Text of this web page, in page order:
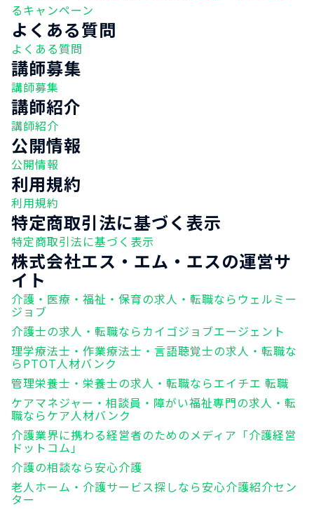
るキャンペーン
よくある質問
よくある質問
講師募集
講師募集
講師紹介
講師紹介
公開情報
公開情報
利用規約
利用規約
特定商取引法に基づく表示
特定商取引法に基づく表示
株式会社エス・エム・エスの運営サ
イト
介護・医療・福祉・保育の求人・転職ならウェルミー
ジョブ
介護士の求人・転職ならカイゴジョブエージェント
理学療法士・作業療法士・言語聴覚士の求人・転職な
らPTOT人材バンク
管理栄養士・栄養士の求人・転職ならエイチエ 転職
ケアマネジャー・相談員・障がい福祉専門の求人・転
職ならケア人材バンク
介護業界に携わる経営者のためのメディア「介護経営
ドットコム」
介護の相談なら安心介護
老人ホーム・介護サービス探しなら安心介護紹介セン
ター